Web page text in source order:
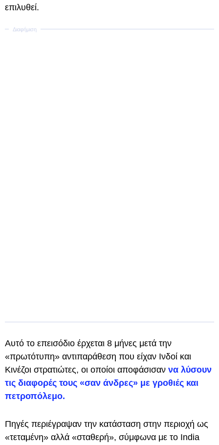
επιλυθεί.
Αυτό το επεισόδιο έρχεται 8 μήνες μετά την
«πρωτότυπη» αντιπαράθεση που είχαν Ινδοί και
Κινέζοι στρατιώτες, οι οποίοι αποφάσισαν να λύσουν
τις διαφορές τους «σαν άνδρες» με γροθιές και
πετροπόλεμο.
Πηγές περιέγραψαν την κατάσταση στην περιοχή ως
«τεταμένη» αλλά «σταθερή», σύμφωνα με το India